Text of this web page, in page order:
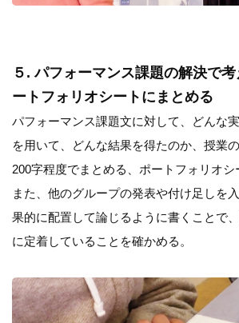
５. パフォーマンス課題の解決で
ートフォリオシートにまとめる
パフォーマンス課題文に対して、どんな
を用いて、どんな結果を得たのか、授業
200字程度でまとめる、ポートフォリオシ
また、他のグループの発表や付け足しを
果的に配置して論じるように書くことで
に定着していることを確かめる。